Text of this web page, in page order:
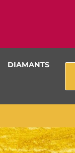
DIAMANTS